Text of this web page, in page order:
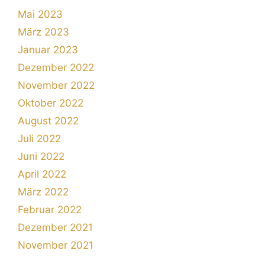
Mai 2023
März 2023
Januar 2023
Dezember 2022
November 2022
Oktober 2022
August 2022
Juli 2022
Juni 2022
April 2022
März 2022
Februar 2022
Dezember 2021
November 2021